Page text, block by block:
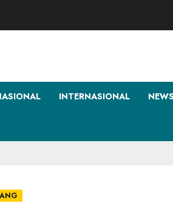
INTERNASIONAL NEWS